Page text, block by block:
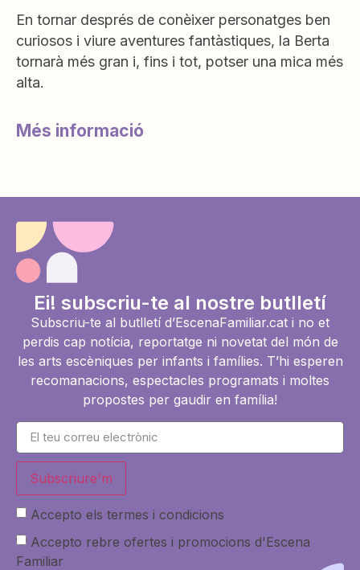
En tornar després de conèixer personatges ben
curiosos i viure aventures fantàstiques, la Berta
tornarà més gran i, fins i tot, potser una mica més
alta.
Més informació
Ei! subscriu-te al nostre butlletí
Subscriu-te al butlletí d’EscenaFamiliar.cat i no et
perdis cap notícia, reportatge ni novetat del món de
les arts escèniques per infants i famílies. T’hi esperen
recomanacions, espectacles programats i moltes
propostes per gaudir en família!
Subscriure'm
Accepto els termes i condicions
Accepto rebre ofertes i promocions d'Escena
Familiar